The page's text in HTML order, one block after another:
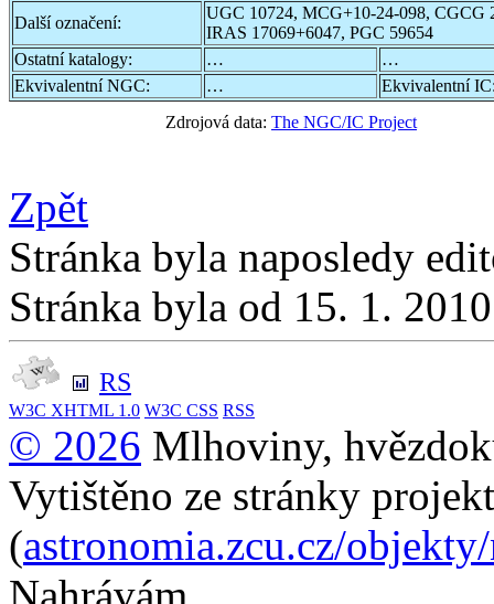
Další označení:
UGC 10724, MCG+10-24-098,
IRAS 17069+6047, PGC 59654
Ostatní katalogy:
…
…
Ekvivalentní NGC:
…
Ekvivalentní
Zdrojová data: The NGC/IC Project
Zpět
Stránka byla naposledy
Stránka byla od 15. 1.
RS
W3C XHTML 1.0 W3C CSS RSS
© 2026 Mlhoviny,
Vytištěno ze stránky
(astronomia.zcu.cz/
Nahrávám...